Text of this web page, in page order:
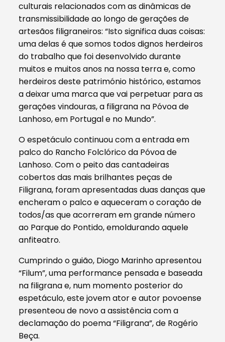
culturais relacionados com as dinâmicas de
transmissibilidade ao longo de gerações de
artesãos filigraneiros: “Isto significa duas coisas:
uma delas é que somos todos dignos herdeiros
do trabalho que foi desenvolvido durante
muitos e muitos anos na nossa terra e, como
herdeiros deste património histórico, estamos
a deixar uma marca que vai perpetuar para as
gerações vindouras, a filigrana na Póvoa de
Lanhoso, em Portugal e no Mundo”.
O espetáculo continuou com a entrada em
palco do Rancho Folclórico da Póvoa de
Lanhoso. Com o peito das cantadeiras
cobertos das mais brilhantes peças de
Filigrana, foram apresentadas duas danças que
encheram o palco e aqueceram o coração de
todos/as que acorreram em grande número
ao Parque do Pontido, emoldurando aquele
anfiteatro.
Cumprindo o guião, Diogo Marinho apresentou
“Filum”, uma performance pensada e baseada
na filigrana e, num momento posterior do
espetáculo, este jovem ator e autor povoense
presenteou de novo a assistência com a
declamação do poema “Filigrana”, de Rogério
Beça.